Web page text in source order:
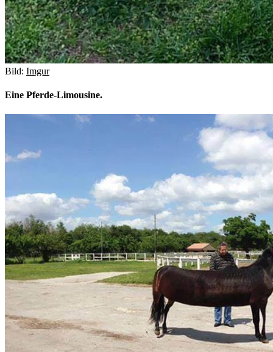
Bild: Imgur
Eine Pferde-Limousine.